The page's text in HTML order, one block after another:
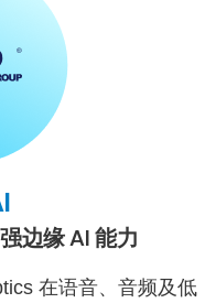
边缘 AI 能力
在语音、音频及低